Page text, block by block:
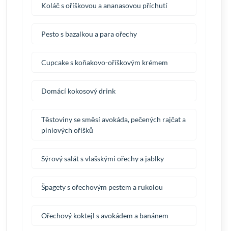
Koláč s oříškovou a ananasovou příchutí
Pesto s bazalkou a para ořechy
Cupcake s koňakovo-oříškovým krémem
Domácí kokosový drink
Těstoviny se směsí avokáda, pečených rajčat a
piniových oříšků
Sýrový salát s vlašskými ořechy a jablky
Špagety s ořechovým pestem a rukolou
Ořechový koktejl s avokádem a banánem